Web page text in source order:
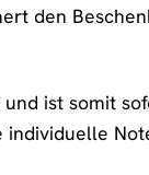
den
ist somit